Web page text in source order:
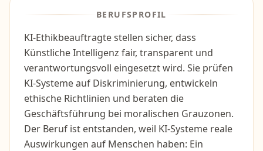
BERUFSPROFIL
KI-Ethikbeauftragte stellen sicher, dass
Künstliche Intelligenz fair, transparent und
verantwortungsvoll eingesetzt wird. Sie prüfen
KI-Systeme auf Diskriminierung, entwickeln
ethische Richtlinien und beraten die
Geschäftsführung bei moralischen Grauzonen.
Der Beruf ist entstanden, weil KI-Systeme reale
Auswirkungen auf Menschen haben: Ein